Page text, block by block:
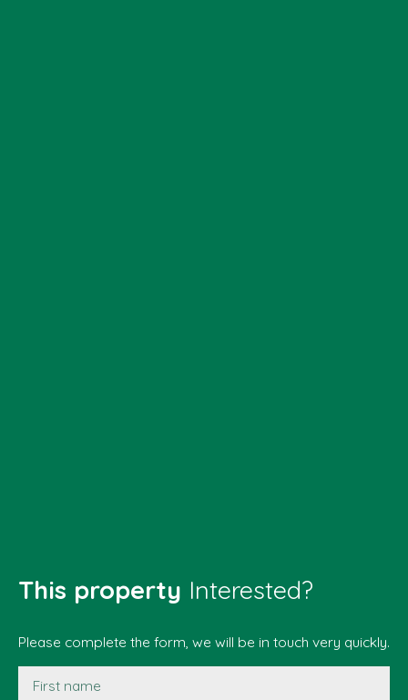
This property Interested?
Please complete the form, we will be in touch very quickly.
First name